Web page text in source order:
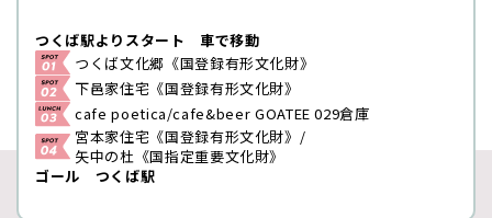
つくば駅よりスタート 車で移動
つくば文化郷《国登録有形文化財》
下邑家住宅《国登録有形文化財》
cafe poetica/cafe&beer GOATEE 029倉庫
宮本家住宅《国登録有形文化財》/
矢中の杜《国指定重要文化財》
ゴール つくば駅